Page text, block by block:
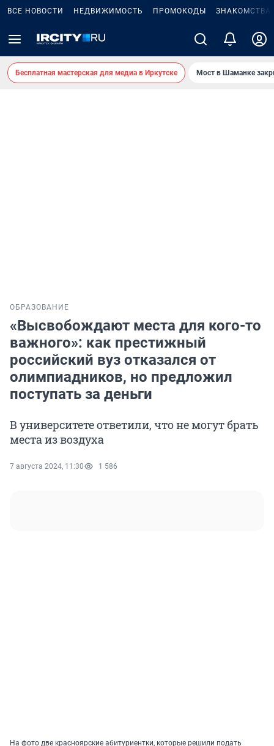
ВСЕ НОВОСТИ НЕДВИЖИМОСТЬ ПРОМОКОДЫ ЗНАКОМСТВА
Бесплатная мастерская для медиа в Иркутске Мост в Шаманке
ОБРАЗОВАНИЕ
«Высвобождают места для кого-то
важного»: как престижный
российский вуз отказался от
олимпиадников, но предложил
поступать за деньги
В университете ответили, что не могут брать
места из воздуха
7 августа 2024, 11:30 1 586
На фото две красноярские абитуриентки, которые решили подать